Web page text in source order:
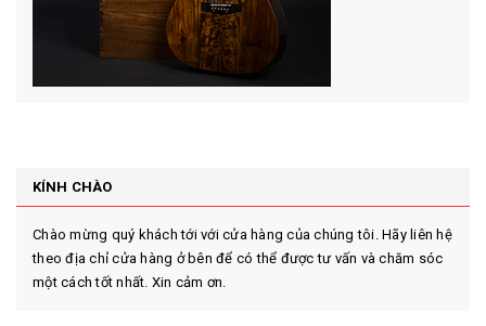
KÍNH CHÀO
Chào mừng quý khách tới với cửa hàng của chúng tôi. Hãy liên hệ
theo địa chỉ cửa hàng ở bên để có thể được tư vấn và chăm sóc
một cách tốt nhất. Xin cảm ơn.